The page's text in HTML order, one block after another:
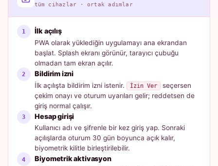
tüm cihazlar · ortak adımlar
İlk açılış
PWA olarak yüklediğin uygulamayı ana ekrandan
başlat. Splash ekranı görünür, tarayıcı çubuğu
olmadan tam ekran açılır.
Bildirim izni
İlk açılışta bildirim izni istenir. İzin Ver
seçersen
çekim onayı ve oturum uyarıları gelir; reddetsen de
giriş normal çalışır.
Hesap girişi
Kullanıcı adı ve şifrenle bir kez giriş yap. Sonraki
açılışlarda oturum 30 gün boyunca açık kalır,
biyometrik kilitle birleştirilebilir.
Biyometrik aktivasyon